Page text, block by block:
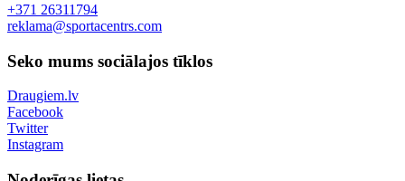
+371 26311794
reklama@sportacentrs.com
Seko mums sociālajos tīklos
Draugiem.lv
Facebook
Twitter
Instagram